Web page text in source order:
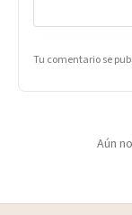
Tu comentario se
Aún